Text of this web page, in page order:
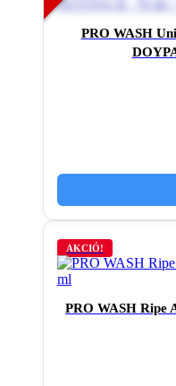
PRO WASH
AKCIÓ!
PRO WASH Ripe